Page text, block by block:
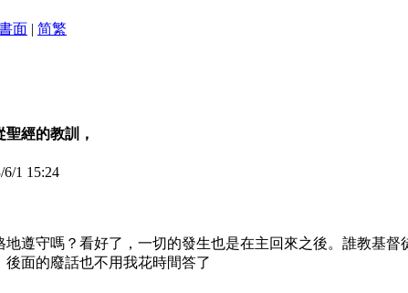
面 | 简繁
經的教訓，
1 15:24
遵守嗎？看好了，一切的發生也是在主回來之後。誰教基
面的廢話也不用我花時間答了